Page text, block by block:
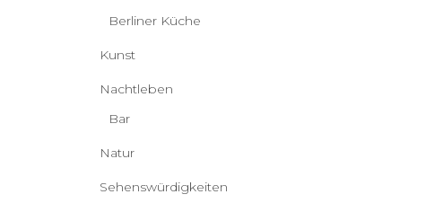
Berliner Küche
Kunst
Nachtleben
Bar
Natur
Sehenswürdigkeiten